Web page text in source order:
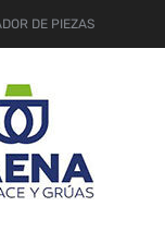
DE PIEZAS